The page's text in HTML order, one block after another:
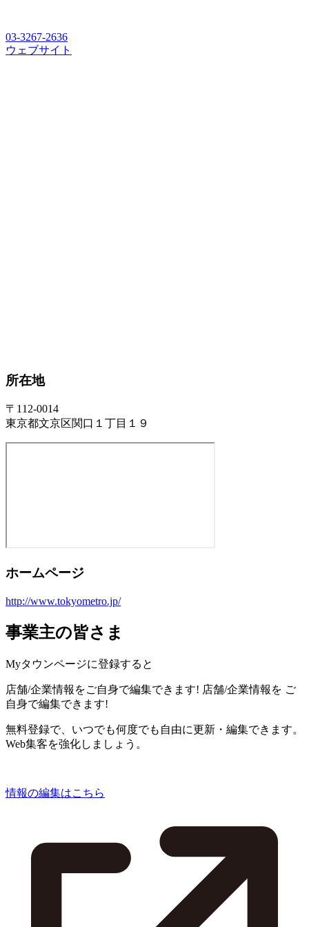
03-3267-2636
ウェブサイト
所在地
〒112-0014
東京都文京区関口１丁目１９
ホームページ
http://www.tokyometro.jp/
事業主の皆さま
Myタウンページに登録すると
店舗/企業情報をご自身で編集できます! 店舗/企業情報を ご
自身で編集できます!
無料登録で、いつでも何度でも自由に更新・編集できます。
Web集客を強化しましょう。
情報の編集はこちら